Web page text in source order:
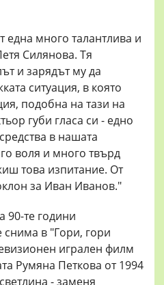
много талантлива и
Силянова. Тя
и зарядът му да
ситуация, в която
подобна на тази на
губи гласа си - едно
в нашата
воля и много твърд
това изпитание. От
за Иван Иванов."
90-те години
снима в "Гори, гори
игрален филм
Румяна Петкова от 1994
- заменя